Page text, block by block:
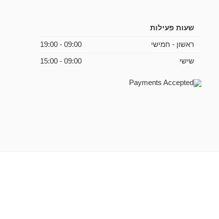
שעות פעילות
ראשון - חמישי 09:00 - 19:00
שישי 09:00 - 15:00